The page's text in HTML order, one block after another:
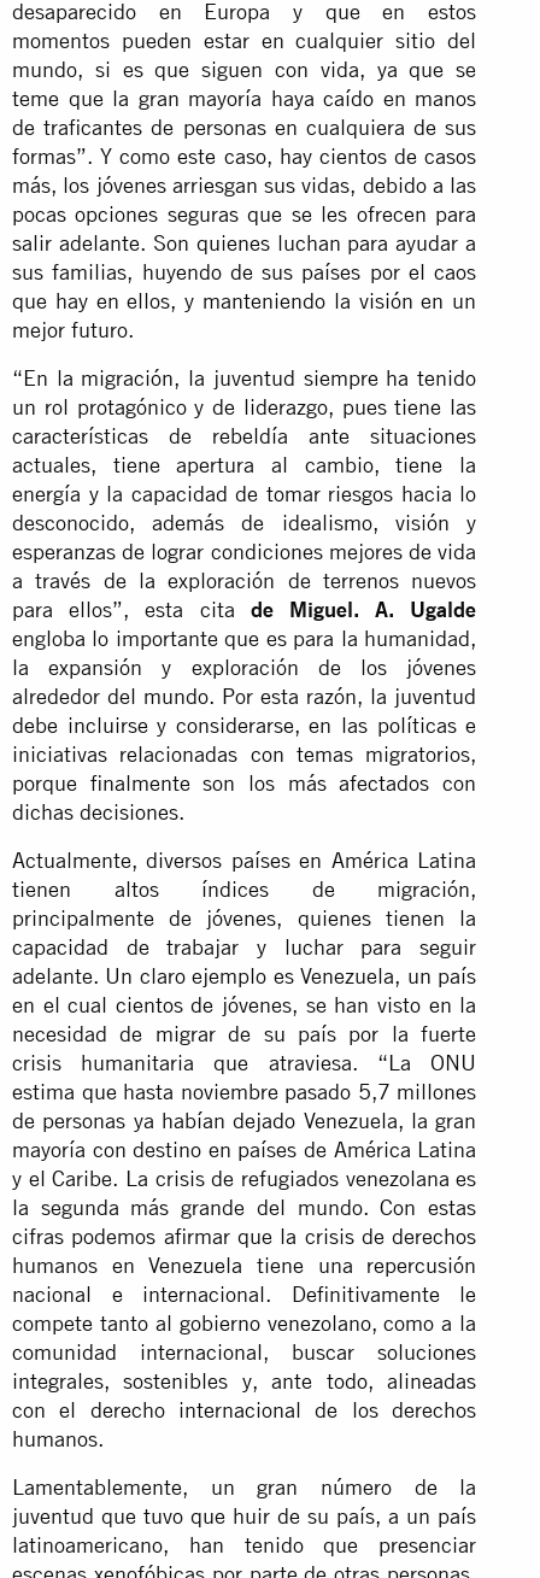
desaparecido en Europa y que en estos
momentos pueden estar en cualquier sitio del
mundo, si es que siguen con vida, ya que se
teme que la gran mayoría haya caído en manos
de traficantes de personas en cualquiera de sus
formas”. Y como este caso, hay cientos de casos
más, los jóvenes arriesgan sus vidas, debido a las
pocas opciones seguras que se les ofrecen para
salir adelante. Son quienes luchan para ayudar a
sus familias, huyendo de sus países por el caos
que hay en ellos, y manteniendo la visión en un
mejor futuro.
“En la migración, la juventud siempre ha tenido
un rol protagónico y de liderazgo, pues tiene las
características de rebeldía ante situaciones
actuales, tiene apertura al cambio, tiene la
energía y la capacidad de tomar riesgos hacia lo
desconocido, además de idealismo, visión y
esperanzas de lograr condiciones mejores de vida
a través de la exploración de terrenos nuevos
para ellos”, esta cita de Miguel. A. Ugalde
engloba lo importante que es para la humanidad,
la expansión y exploración de los jóvenes
alrededor del mundo. Por esta razón, la juventud
debe incluirse y considerarse, en las políticas e
iniciativas relacionadas con temas migratorios,
porque finalmente son los más afectados con
dichas decisiones.
Actualmente, diversos países en América Latina
tienen altos índices de migración,
principalmente de jóvenes, quienes tienen la
capacidad de trabajar y luchar para seguir
adelante. Un claro ejemplo es Venezuela, un país
en el cual cientos de jóvenes, se han visto en la
necesidad de migrar de su país por la fuerte
crisis humanitaria que atraviesa. “La ONU
estima que hasta noviembre pasado 5,7 millones
de personas ya habían dejado Venezuela, la gran
mayoría con destino en países de América Latina
y el Caribe. La crisis de refugiados venezolana es
la segunda más grande del mundo. Con estas
cifras podemos afirmar que la crisis de derechos
humanos en Venezuela tiene una repercusión
nacional e internacional. Definitivamente le
compete tanto al gobierno venezolano, como a la
comunidad internacional, buscar soluciones
integrales, sostenibles y, ante todo, alineadas
con el derecho internacional de los derechos
humanos.
Lamentablemente, un gran número de la
juventud que tuvo que huir de su país, a un país
latinoamericano, han tenido que presenciar